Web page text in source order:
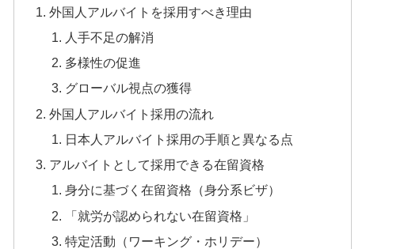
外国人アルバイトを採用すべき理由
人手不足の解消
多様性の促進
グローバル視点の獲得
外国人アルバイト採用の流れ
日本人アルバイト採用の手順と異なる点
アルバイトとして採用できる在留資格
身分に基づく在留資格（身分系ビザ）
「就労が認められない在留資格」
特定活動（ワーキング・ホリデー）